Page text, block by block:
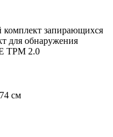
запирающихся
для обнаружения
TPM 2.0
см